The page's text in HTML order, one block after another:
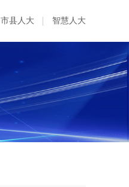
市县人大 智慧人大